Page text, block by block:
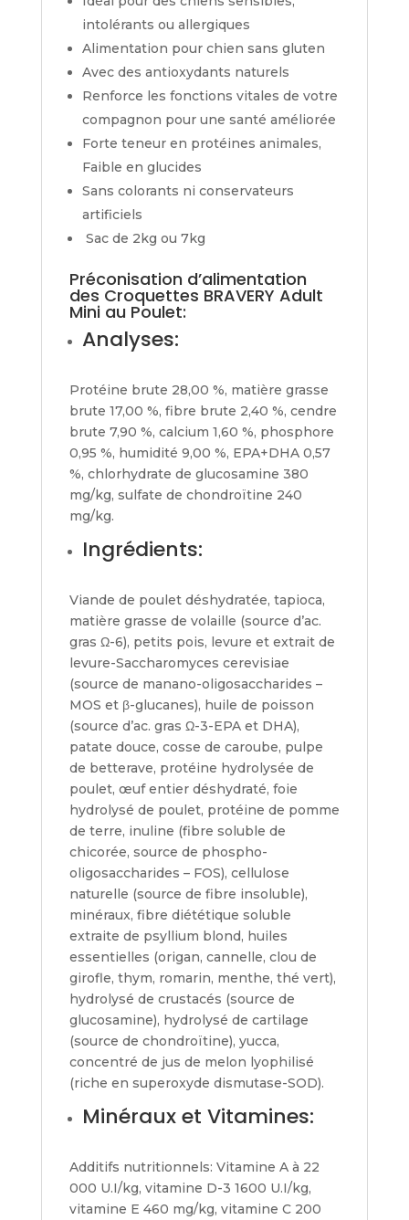
intolérants ou allergiques
Alimentation pour chien sans gluten
Avec des antioxydants naturels
Renforce les fonctions vitales de votre
compagnon pour une santé améliorée
Forte teneur en protéines animales,
Faible en glucides
Sans colorants ni conservateurs
artificiels
Sac de 2kg ou 7kg
Préconisation d’alimentation
des Croquettes BRAVERY Adult
Mini au Poulet:
Analyses:
Protéine brute 28,00 %, matière grasse
brute 17,00 %, fibre brute 2,40 %, cendre
brute 7,90 %, calcium 1,60 %, phosphore
0,95 %, humidité 9,00 %, EPA+DHA 0,57
%, chlorhydrate de glucosamine 380
mg/kg, sulfate de chondroïtine 240
mg/kg.
Ingrédients:
Viande de poulet déshydratée, tapioca,
matière grasse de volaille (source d’ac.
gras Ω-6), petits pois, levure et extrait de
levure-Saccharomyces cerevisiae
(source de manano-oligosaccharides –
MOS et β-glucanes), huile de poisson
(source d’ac. gras Ω-3-EPA et DHA),
patate douce, cosse de caroube, pulpe
de betterave, protéine hydrolysée de
poulet, œuf entier déshydraté, foie
hydrolysé de poulet, protéine de pomme
de terre, inuline (fibre soluble de
chicorée, source de phospho-
oligosaccharides – FOS), cellulose
naturelle (source de fibre insoluble),
minéraux, fibre diététique soluble
extraite de psyllium blond, huiles
essentielles (origan, cannelle, clou de
girofle, thym, romarin, menthe, thé vert),
hydrolysé de crustacés (source de
glucosamine), hydrolysé de cartilage
(source de chondroïtine), yucca,
concentré de jus de melon lyophilisé
(riche en superoxyde dismutase-SOD).
Minéraux et Vitamines:
Additifs nutritionnels: Vitamine A à 22
000 U.I/kg, vitamine D-3 1600 U.I/kg,
vitamine E 460 mg/kg, vitamine C 200